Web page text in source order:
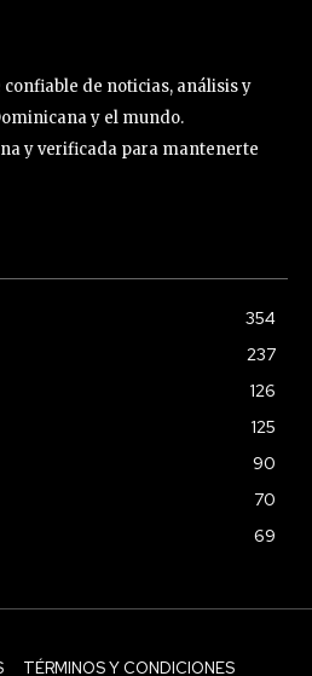
de noticias, análisis y
y el mundo.
y verificada para mantenerte
354
237
126
125
90
70
69
TÉRMINOS Y CONDICIONES